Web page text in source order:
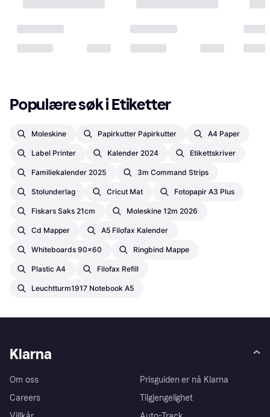
Populære søk i Etiketter
Moleskine Papirkutter Papirkutter A4 Paper
Label Printer Kalender 2024 Etikettskriver
Familiekalender 2025 3m Command Strips
Stolunderlag Cricut Mat Fotopapir A3 Plus
Fiskars Saks 21cm Moleskine 12m 2026
Cd Mapper A5 Filofax Kalender
Whiteboards 90x60 Ringbind Mappe
Plastic A4 Filofax Refill
Leuchtturm1917 Notebook A5
Klarna
Om oss
Careers
Prisguiden er nå Klarna
Tilgjengelighet